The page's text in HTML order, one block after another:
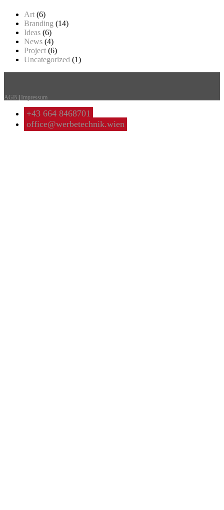
Art (6)
Branding (14)
Ideas (6)
News (4)
Project (6)
Uncategorized (1)
AGB Impressum
+43 664 8468701
office@werbetechnik.wien